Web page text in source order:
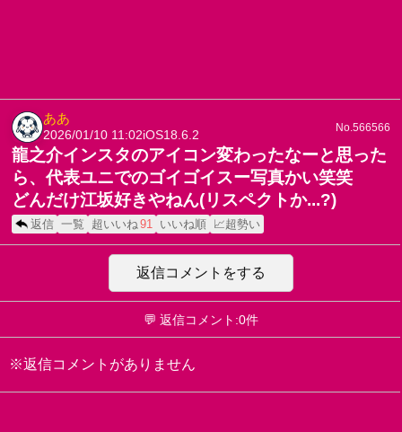
ああ
2026/01/10 11:02iOS18.6.2
No.566566
龍之介インスタのアイコン変わったなーと思った
ら、代表ユニでのゴイゴイスー写真かい笑笑
どんだけ江坂好きやねん(リスペクトか...?)
返信 一覧 超いいね91 いいね順 📈超勢い
返信コメントをする
💬 返信コメント:0件
※返信コメントがありません